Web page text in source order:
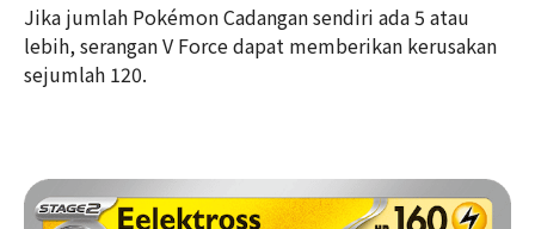
Jika jumlah Pokémon Cadangan sendiri ada 5 atau
lebih, serangan V Force dapat memberikan kerusakan
sejumlah 120.